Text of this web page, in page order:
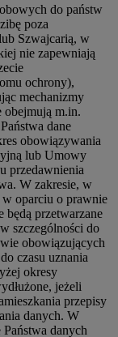
do państw
poza
Szwajcarią, w
nie zapewniają
ochrony),
mechanizmy
obejmują m.in.
dane
obowiązywania
lub Umowy
przedawnienia
W zakresie, w
oparciu o prawnie
będą przetwarzane
szczególności do
obowiązujących
czasu uznania
okresy
jeżeli
przepisy
danych. W
danych